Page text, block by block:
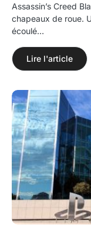
Assassin’s Creed
chapeaux de roue.
écoulé…
Lire l'article